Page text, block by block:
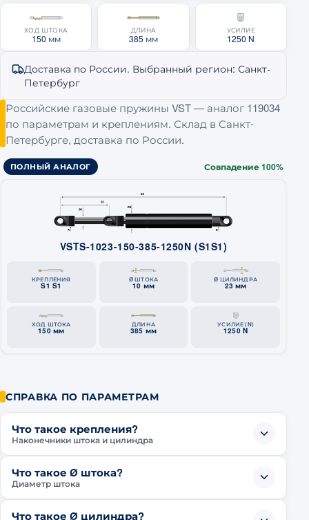
ХОД ШТОКА
150 мм
ДЛИНА
385 мм
УСИЛИЕ
1250 N
Доставка по России. Выбранный регион: Санкт-
Петербург
Замена VST
Российские газовые пружины VST — аналог 119034
по параметрам и креплениям. Склад в Санкт-
Петербурге, доставка по России.
ПОЛНЫЙ АНАЛОГ Совпадение 100%
VSTS-1023-150-385-1250N (S1S1)
КРЕПЛЕНИЯ
S1 S1
Ø ШТОКА
10 мм
Ø ЦИЛИНДРА
23 мм
ХОД ШТОКА
150 мм
ДЛИНА
385 мм
УСИЛИЕ (N)
1250 N
СПРАВКА ПО ПАРАМЕТРАМ
Что такое крепления?
Наконечники штока и цилиндра
Что такое Ø штока?
Диаметр штока
Что такое Ø цилиндра?